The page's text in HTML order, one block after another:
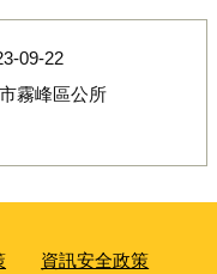
09-22
霧峰區公所
資訊安全政策